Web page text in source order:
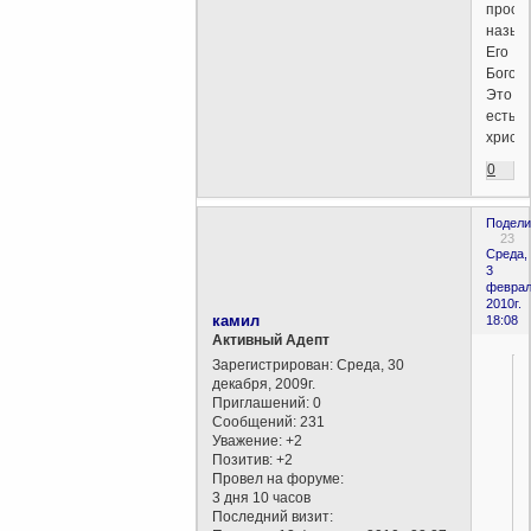
Его
Богом.
Это
есть
0
23
Среда,
3
2010г.
18:08
камил
Активный Адепт
Зарегистрирован: Среда, 30
декабря, 2009г.
Приглашений: 0
Сообщений: 231
Уважение: +2
Позитив: +2
Провел на форуме:
3 дня 10 часов
Последний визит: